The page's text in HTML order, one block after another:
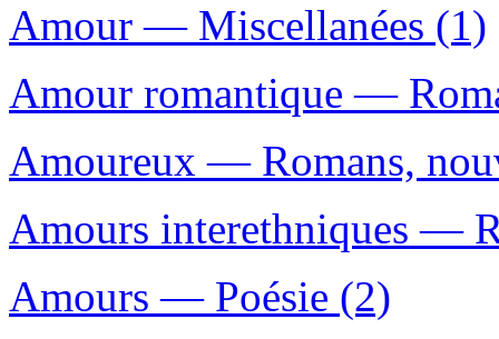
Amour — Miscellanées (1)
Amour romantique —
Amoureux — Romans,
Amours interethniques —
Amours — Poésie (2)